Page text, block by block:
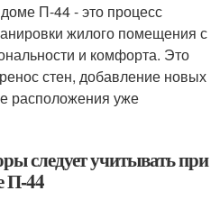
П-44 - это процесс
жилого помещения с
и комфорта. Это
стен, добавление новых
расположения уже
следует учитывать при
П-44